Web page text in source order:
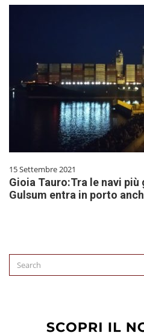
15 Settembre 2021
Gioia Tauro:Tra le navi
Gulsum entra in porto
Search
for: